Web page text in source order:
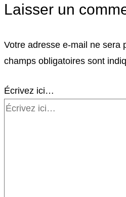
Laisser un
Votre adresse e-mail ne sera
champs obligatoires sont
Écrivez ici…